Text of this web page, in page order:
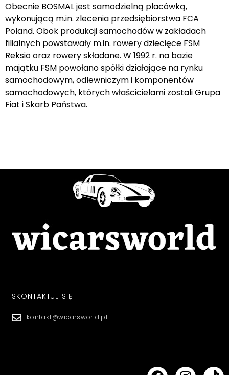
Obecnie BOSMAL jest samodzielną placówką,
wykonującą m.in. zlecenia przedsiębiorstwa FCA
Poland. Obok produkcji samochodów w zakładach
filialnych powstawały m.in. rowery dziecięce FSM
Reksio oraz rowery składane. W 1992 r. na bazie
majątku FSM powołano spółki działające na rynku
samochodowym, odlewniczym i komponentów
samochodowych, których właścicielami zostali Grupa
Fiat i Skarb Państwa.
SKONTAKTUJ SIĘ
kontakt@wicarsworld.pl